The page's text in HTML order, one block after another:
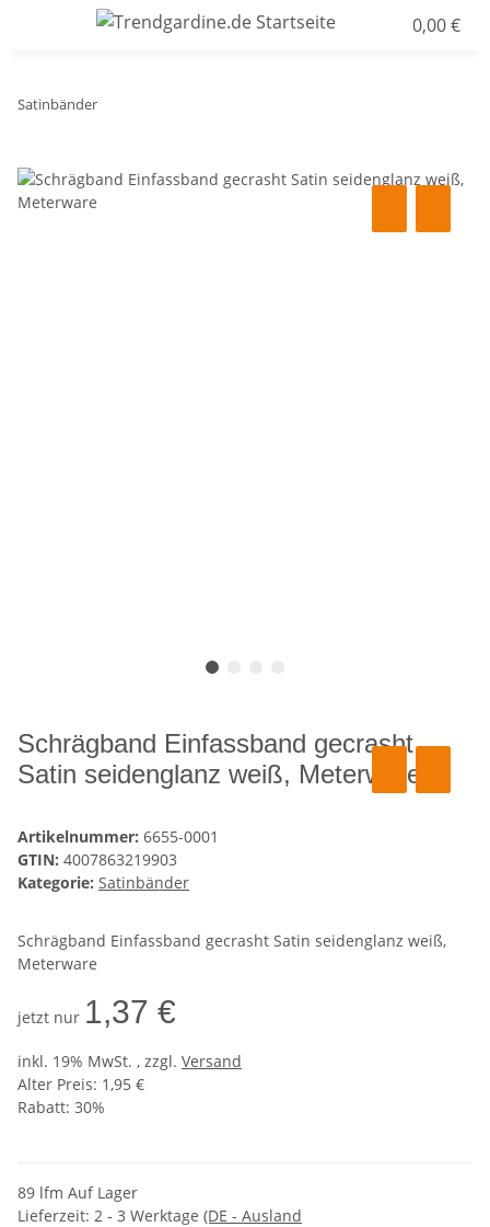
0,00 €
Satinbänder
Schrägband Einfassband gecrasht
Satin seidenglanz weiß, Meterware
Artikelnummer: 6655-0001
GTIN: 4007863219903
Kategorie: Satinbänder
Schrägband Einfassband gecrasht Satin seidenglanz weiß,
Meterware
jetzt nur 1,37 €
inkl. 19% MwSt. , zzgl. Versand
Alter Preis: 1,95 €
Rabatt: 30%
89 lfm Auf Lager
Lieferzeit: 2 - 3 Werktage (DE - Ausland